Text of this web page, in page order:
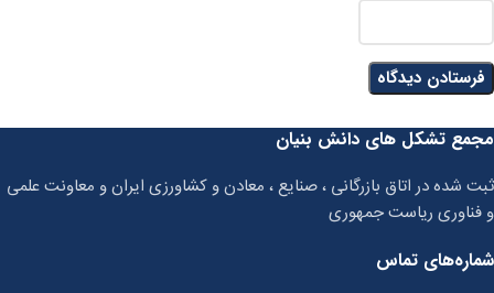
مجمع تشکل های دانش بنیان
ثبت شده در اتاق بازرگانی ، صنایع ، معادن و کشاورزی ایران و معاونت علمی
و فناوری ریاست جمهوری
شماره‌های تماس